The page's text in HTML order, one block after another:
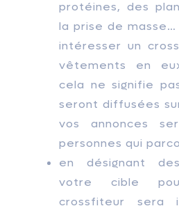
protéines, des
la prise de
intéresser un
vêtements en
cela ne signifie
seront diffusées
vos annonces
personnes qui
en désignant
votre cible
crossfiteur sera